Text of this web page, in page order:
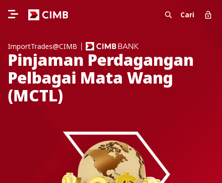
Cari
ImportTrades@CIMB
Pinjaman Perdagangan
Pelbagai Mata Wang
(MCTL)